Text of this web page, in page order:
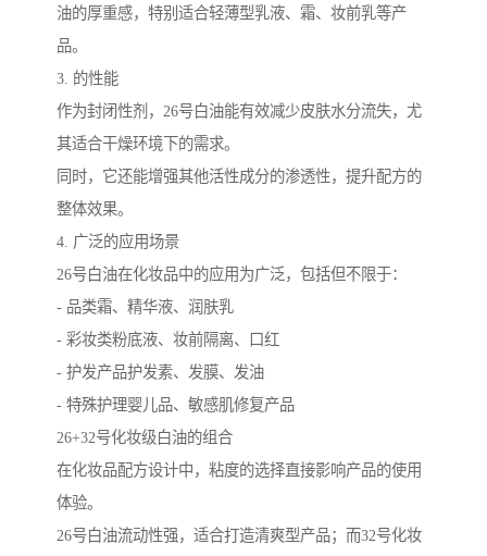
油的厚重感，特别适合轻薄型乳液、霜、妆前乳等产
品。
3. 的性能
作为封闭性剂，26号白油能有效减少皮肤水分流失，尤
其适合干燥环境下的需求。
同时，它还能增强其他活性成分的渗透性，提升配方的
整体效果。
4. 广泛的应用场景
26号白油在化妆品中的应用为广泛，包括但不限于：
- 品类霜、精华液、润肤乳
- 彩妆类粉底液、妆前隔离、口红
- 护发产品护发素、发膜、发油
- 特殊护理婴儿品、敏感肌修复产品
26+32号化妆级白油的组合
在化妆品配方设计中，粘度的选择直接影响产品的使用
体验。
26号白油流动性强，适合打造清爽型产品；而32号化妆